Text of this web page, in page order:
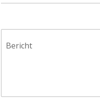
Bericht